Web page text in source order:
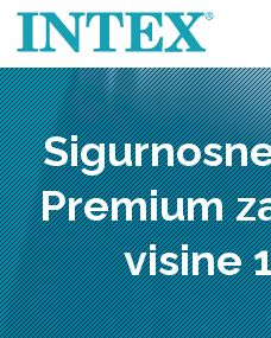
Premium
visine